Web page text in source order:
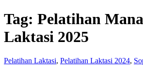
Tag: Pelatihan
Laktasi 2025
Pelatihan Laktasi, Pelatihan Laktasi 2024,